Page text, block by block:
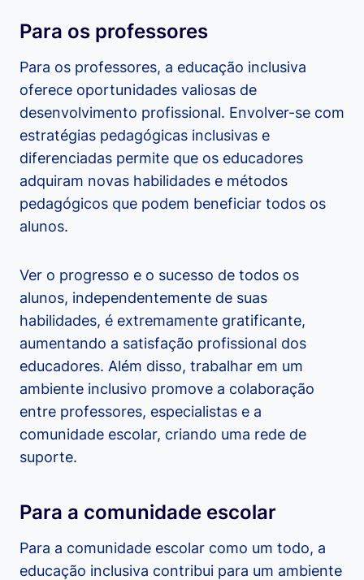
Para os professores
Para os professores, a educação inclusiva
oferece oportunidades valiosas de
desenvolvimento profissional. Envolver-se com
estratégias pedagógicas inclusivas e
diferenciadas permite que os educadores
adquiram novas habilidades e métodos
pedagógicos que podem beneficiar todos os
alunos.
Ver o progresso e o sucesso de todos os
alunos, independentemente de suas
habilidades, é extremamente gratificante,
aumentando a satisfação profissional dos
educadores. Além disso, trabalhar em um
ambiente inclusivo promove a colaboração
entre professores, especialistas e a
comunidade escolar, criando uma rede de
suporte.
Para a comunidade escolar
Para a comunidade escolar como um todo, a
educação inclusiva contribui para um ambiente